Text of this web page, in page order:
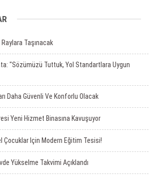
Taşınacak
"Sözümüzü Tuttuk, Yol Standartlara Uygun
Daha Güvenli Ve Konforlu Olacak
Yeni Hizmet Binasına Kavuşuyor
Çocuklar Için Modern Eğitim Tesisi!
Yükselme Takvimi Açıklandı